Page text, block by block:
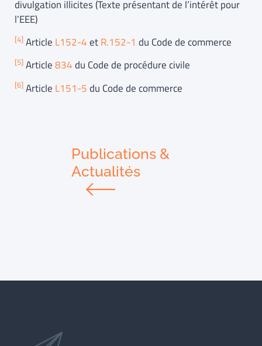
divulgation illicites (Texte présentant de l’intérêt pour
l’EEE)
[4] Article L152-4etR.152-1 du Code de commerce
[5] Article834du Code de procédure civile
[6] Article L151-5du Code de commerce
Publications &
Actualités